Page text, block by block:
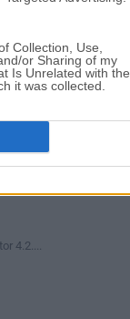
Collection, Use,
or Sharing of my
Is Unrelated with the
it was collected.
Similar
4.2....